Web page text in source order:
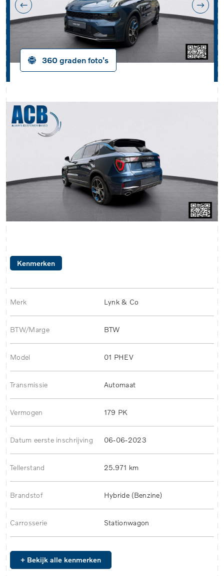
360 graden foto's
Kenmerken
Merk Lynk & Co
BTW/Marge BTW
Model 01 PHEV
Transmissie Automaat
Vermogen 179 PK
Datum eerste inschrijving 06-06-2023
Tellerstand 25.971 km
Brandstof Hybride (Benzine)
Carrosserie Stationwagon
+ Bekijk alle kenmerken